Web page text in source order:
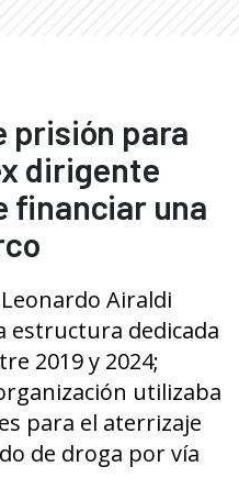
prisión para
dirigente
financiar una
Airaldi
estructura dedicada
2019 y 2024;
utilizaba
para el aterrizaje
de droga por vía